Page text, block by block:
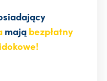
mająbezpłatny